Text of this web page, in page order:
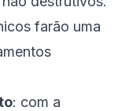
farão uma
: com a